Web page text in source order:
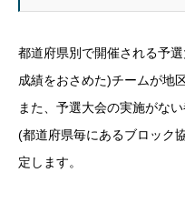
都道府県別で開催される予
成績をおさめた)チームが地
また、予選大会の実施がな
(都道府県毎にあるブロック
定します。